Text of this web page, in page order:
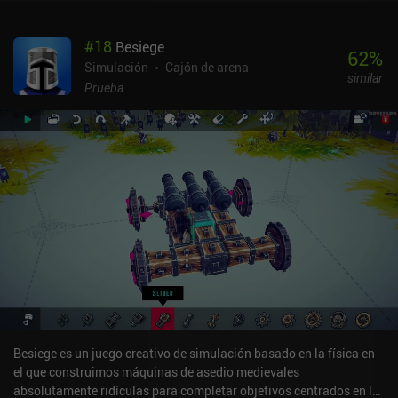
intuitiva y fácil de entender, lo que hace que sea rápido moverse
entre menús, bases, flotas, etc. Infinite Lagrange se monetiza
mediante iAPs para adquirir instantáneamente planos de naves
naves espaciales y ampliar nuestra estación. Afortunadamente,
los puntos de acción necesarios para atacar, minar, etc. no pueden
adquirirse a través de iAPs, lo que limita las ventajas que los
jugadores de pago tienen sobre los jugadores libres.En definitiva,
aunque los jugadores de pago lo tienen más fácil para dominar el
final del juego, Infinite Lagrange ofrece una interesante
experiencia de simulación espacial que puede ser disfrutada
fácilmente por los jugadores libres que disfruten con la gestión de
recursos y la expansión espacial.
#18 Besiege
Simulación
Cajón de arena
Prueba
62%
similar
Besiege es un juego creativo de simulación basado en la física en
el que construimos máquinas de asedio medievales
absolutamente ridículas para completar objetivos centrados en la